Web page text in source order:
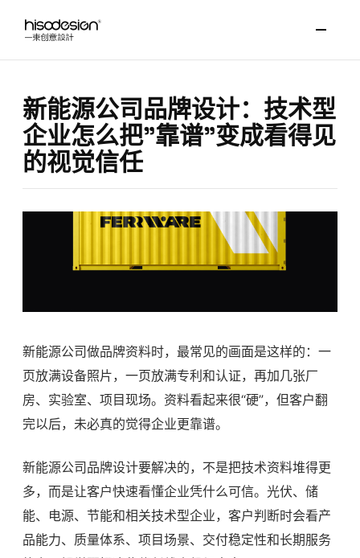
新能源公司品牌设计：技术型
企业怎么把"靠谱"变成看得见
的视觉信任
新能源公司做品牌资料时，最常见的画面是这样的：一
页放满设备照片，一页放满专利和认证，再加几张厂
房、实验室、项目现场。资料看起来很“硬”，但客户翻
完以后，未必真的觉得企业更靠谱。
新能源公司品牌设计要解决的，不是把技术资料堆得更
多，而是让客户快速看懂企业凭什么可信。光伏、储
能、电源、节能和相关技术型企业，客户判断时会看产
品能力、质量体系、项目场景、交付稳定性和长期服务